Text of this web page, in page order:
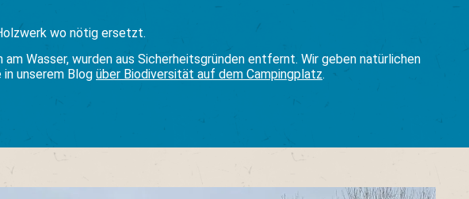
wo nötig ersetzt.
am Wasser, wurden aus Sicherheitsgründen entfernt. Wir geben natürlichen
unserem Blog über Biodiversität auf dem Campingplatz.